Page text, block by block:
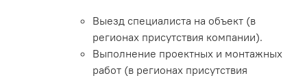
Выезд специалиста на объект (в
регионах присутствия компании).
Выполнение проектных и монтажных
работ (в регионах присутствия